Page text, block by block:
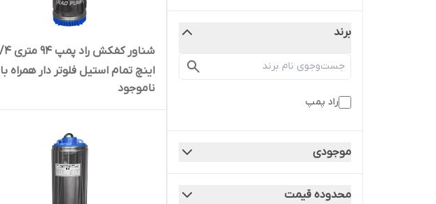
برند
راد پمپ
موجودی
محدوده قیمت
اینچ تمام استیل فلوتر دار همراه با
کنتاکتور و خروجی برنز مدل 5SS09-137
ناموجود